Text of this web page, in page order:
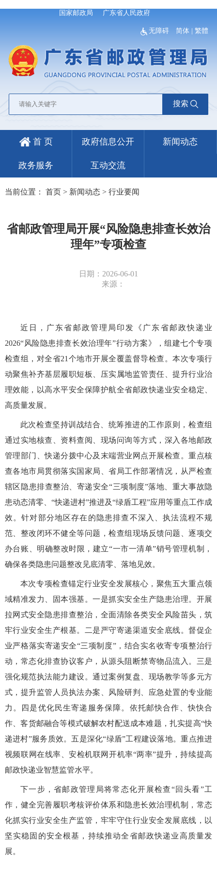
国家邮政局 广东省人民政府
无障碍 简体 |繁體
搜索
首 页 政府信息公开 新闻动态
政务服务 互动交流
当前位置： 首页 > 新闻动态 > 行业要闻
省邮政管理局开展“风险隐患排查长效治
理年”专项检查
日期：2026-06-01
来源：
近日，广东省邮政管理局印发《广东省邮政快递业
2026“风险隐患排查长效治理年”行动方案》，组建七个专项
检查组，对全省21个地市开展全覆盖督导检查。本次专项行
动聚焦补齐基层履职短板、压实属地监管责任、提升行业治
理效能，以高水平安全保障护航全省邮政快递业安全稳定、
高质量发展。
此次检查坚持训战结合、统筹推进的工作原则，检查组
通过实地核查、资料查阅、现场问询等方式，深入各地邮政
管理部门、快递分拨中心及末端营业网点开展检查。重点核
查各地市局贯彻落实国家局、省局工作部署情况，从严检查
辖区隐患排查整治、寄递安全“三项制度”落地、重大事故隐
患动态清零、“快递进村”推进及“绿盾工程”应用等重点工作成
效。针对部分地区存在的隐患排查不深入、执法流程不规
范、整改闭环不健全等问题，检查组现场反馈问题、逐项交
办台账、明确整改时限，建立“一市一清单”销号管理机制，
确保各类隐患问题整改见底清零、落地见效。
本次专项检查锚定行业安全发展核心，聚焦五大重点领
域精准发力、固本强基。一是抓实安全生产隐患治理。开展
拉网式安全隐患排查整治，全面清除各类安全风险苗头，筑
牢行业安全生产根基。二是严守寄递渠道安全底线。督促企
业严格落实寄递安全“三项制度”，结合实名收寄专项整治行
动，常态化排查协议客户，从源头阻断禁寄物品流入。三是
强化规范执法能力建设。通过案例复盘、现场教学等多元方
式，提升监管人员执法办案、风险研判、应急处置的专业能
力。四是优化民生寄递服务保障。依托邮快合作、快快合
作、客货邮融合等模式破解农村配送成本难题，扎实提高“快
递进村”服务质效。五是深化“绿盾”工程建设落地。重点推进
视频联网在线率、安检机联网开机率“两率”提升，持续提高
邮政快递业智慧监管水平。
下一步，省邮政管理局将常态化开展检查“回头看”工
作，健全完善履职考核评价体系和隐患长效治理机制，常态
化抓实行业安全生产监管，牢牢守住行业安全发展底线，以
坚实稳固的安全根基，持续推动全省邮政快递业高质量发
展。